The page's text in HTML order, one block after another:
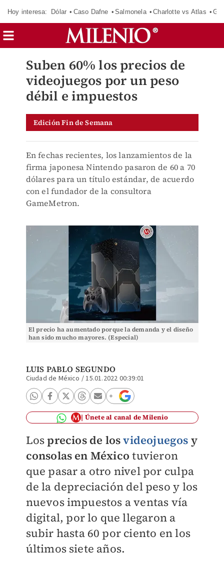
Hoy interesa: Dólar Caso Dafne Salmonela Charlotte vs Atlas
Suben 60% los precios de
videojuegos por un peso
débil e impuestos
Edición Fin de Semana
En fechas recientes, los lanzamientos de la
firma japonesa Nintendo pasaron de 60 a 70
dólares para un título estándar, de acuerdo
con el fundador de la consultora
GameMetron.
El precio ha aumentado porque la demanda y el diseño
han sido mucho mayores. (Especial)
LUIS PABLO SEGUNDO
Ciudad de México /15.01.2022 00:39:01
Únete al canal de Milenio
Losprecios de losvideojuegos y
consolas en México tuvieron
que pasar a otro nivel por culpa
de la depreciación del peso y los
nuevos impuestos a ventas vía
digital, por lo que llegaron a
subir hasta 60 por ciento en los
últimos siete años.